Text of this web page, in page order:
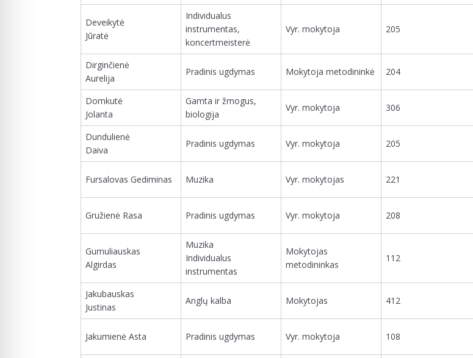
Deveikytė
Jūratė
Individualus
instrumentas,
koncertmeisterė
Vyr. mokytoja 205
Dirginčienė
Aurelija
Pradinis ugdymas Mokytoja metodininkė 204
Domkutė
Jolanta
Gamta ir žmogus,
biologija
Vyr. mokytoja 306
Dundulienė
Daiva
Pradinis ugdymas Vyr. mokytoja 205
Fursalovas Gediminas Muzika Vyr. mokytojas 221
Gružienė Rasa Pradinis ugdymas Vyr. mokytoja 208
Gumuliauskas
Algirdas
Muzika
Individualus
instrumentas
Mokytojas
metodininkas
112
Jakubauskas
Justinas
Anglų kalba Mokytojas 412
Jakumienė Asta Pradinis ugdymas Vyr. mokytoja 108